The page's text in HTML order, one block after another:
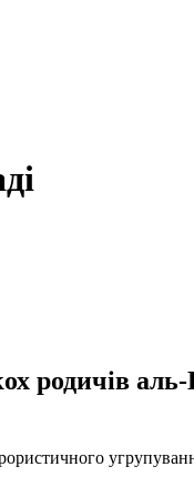
родичів аль-